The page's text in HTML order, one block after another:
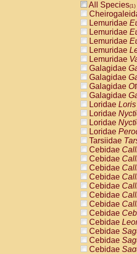
All Species(1)
Lemuridae
Lemuridae
Lemuridae
Lemuridae
Lemuridae
Galagidae
Galagidae
Galagidae
Galagidae
Loridae
Loridae
Loridae
Loridae
Tarsiidae
Cebidae
Cebidae
Cebidae
Cebidae
Cebidae
Cebidae
Cebidae
Cebidae
Cebidae
Cebidae
Cebidae
Cebidae